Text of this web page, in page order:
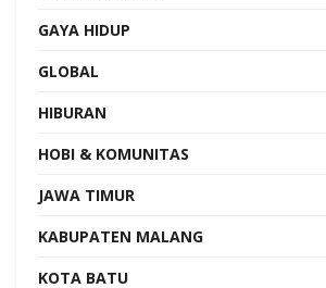
GAYA HIDUP
GLOBAL
HIBURAN
HOBI & KOMUNITAS
JAWA TIMUR
KABUPATEN MALANG
KOTA BATU